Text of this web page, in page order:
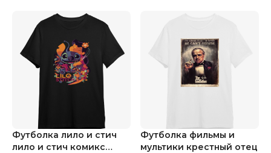
Футболка лило и стич
лило и стич комикс
Футболка фильмы и
мультики крестный отец